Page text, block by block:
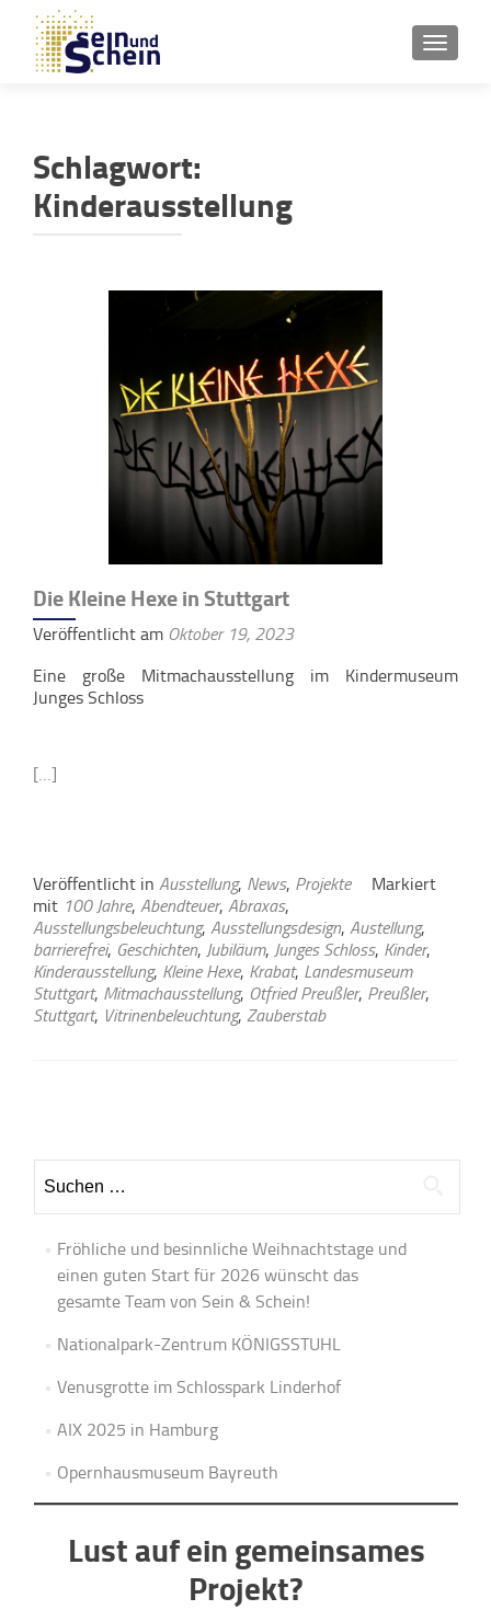
Schlagwort:
Kinderausstellung
Die Kleine Hexe in Stuttgart
Veröffentlicht am Oktober 19, 2023
Eine große Mitmachausstellung im Kindermuseum
Junges Schloss
[…]
Veröffentlicht in Ausstellung, News, Projekte
Markiert
mit 100 Jahre, Abendteuer, Abraxas,
Ausstellungsbeleuchtung, Ausstellungsdesign, Austellung,
barrierefrei, Geschichten, Jubiläum, Junges Schloss, Kinder,
Kinderausstellung, Kleine Hexe, Krabat, Landesmuseum
Stuttgart, Mitmachausstellung, Otfried Preußler, Preußler,
Stuttgart, Vitrinenbeleuchtung, Zauberstab
Navigation
nach:
Fröhliche und besinnliche Weihnachtstage und
einen guten Start für 2026 wünscht das
gesamte Team von Sein & Schein!
Nationalpark-Zentrum KÖNIGSSTUHL
Venusgrotte im Schlosspark Linderhof
AIX 2025 in Hamburg
Opernhausmuseum Bayreuth
Lust auf ein gemeinsames
Projekt?